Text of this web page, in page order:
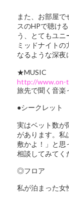
また、お部屋
スのHPで聴け
う、とてもユニ
ミッドナイトの
なるような深夜
★MUSIC
http://www.on-
旅先で聞く音楽
●シークレット
実はベット数が
があります。私
敷かよ！」と思
相談してみてく
◎フロア
私が泊まった女